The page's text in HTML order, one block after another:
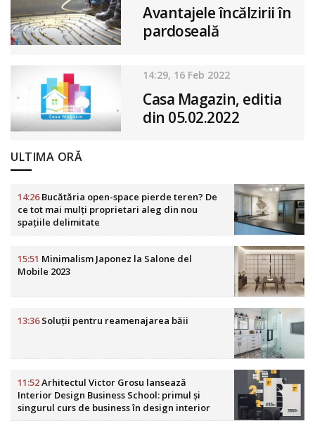
Avantajele încălzirii în
pardoseală
14:29, 16 Feb 2022
Casa Magazin, editia
din 05.02.2022
ULTIMA ORĂ
14:26Bucătăria open-space pierde teren? De
ce tot mai mulți proprietari aleg din nou
spațiile delimitate
15:51 Minimalism Japonez la Salone del
Mobile 2023
13:36Soluții pentru reamenajarea băii
11:52Arhitectul Victor Grosu lansează
Interior Design Business School: primul și
singurul curs de business în design interior
din România